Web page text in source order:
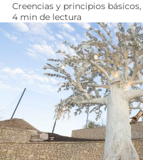
Creencias y principios básicos,
4 min de lectura